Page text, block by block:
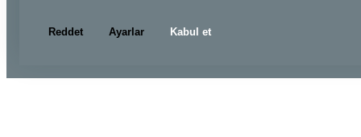
Reddet Ayarlar Kabul et